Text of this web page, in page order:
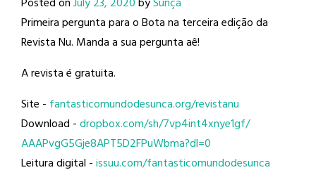
Posted onJuly 23, 2020bySunça
Primeira pergunta para o Bota na terceira edição da
Revista Nu. Manda a sua pergunta aê!
A revista é gratuita.
Site - fantasticomundodesunca.org/revistanu
Download -dropbox.com/sh/7vp4int4xnye1gf/
AAAPvgG5Gje8APT5D2FPuWbma?dl=0
Leitura digital -issuu.com/fantasticomundodesunca